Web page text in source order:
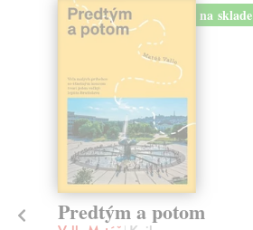
na sklade
Predtým a potom